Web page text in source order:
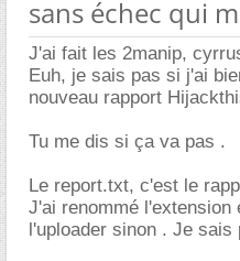
sans échec qui
J'ai fait les 2manip,
Euh, je sais pas si j'ai
nouveau rapport
Tu me dis si ça va pas .
Le report.txt, c'est le
J'ai renommé
l'uploader sinon . Je